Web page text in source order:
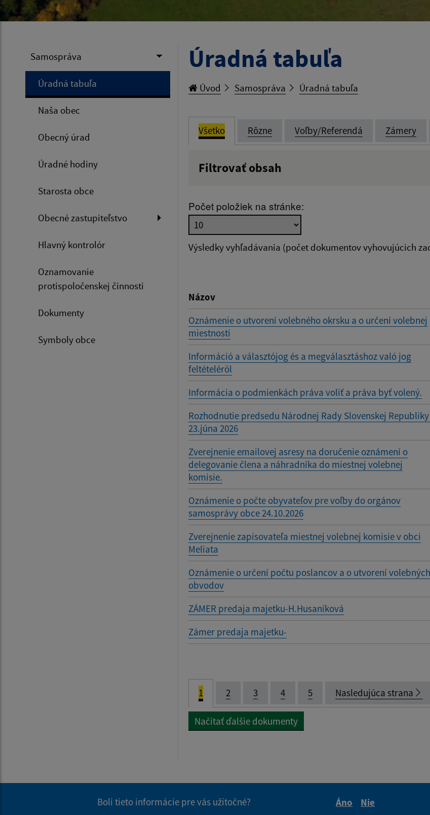
Samospráva
Úradná tabuľa
Naša obec
Obecný úrad
Úradné hodiny
Starosta obce
Obecné zastupiteľstvo
Hlavný kontrolór
Oznamovanie
protispoločenskej činnosti
Dokumenty
Symboly obce
Úradná tabuľa
Úvod Samospráva Úradná tabuľa
Všetko Rôzne Voľby/Referendá Zámery
Filtrovať obsah
Dátum zverejnenia do:
Počet položiek na stránke:
Výsledky vyhľadávania (počet dokumentov vyhovujúcich
Názov
Oznámenie o utvorení volebného okrsku a o určení volebnej
miestnosti
Információ a választójog és a megválasztáshoz való jog
feltételéröl
Informácia o podmienkách práva voliť a práva byť volený.
Rozhodnutie predsedu Národnej Rady Slovenskej
23.júna 2026
Zverejnenie emailovej asresy na doručenie oznámení o
delegovanie člena a náhradníka do miestnej volebnej
komisie.
Oznámenie o počte obyvateľov pre voľby do orgánov
samosprávy obce 24.10.2026
Zverejnenie zapisovateľa miestnej volebnej komisie v obci
Meliata
Oznámenie o určení počtu poslancov a o utvorení volebných
obvodov
ZÁMER predaja majetku-H.Husaníková
Zámer predaja majetku-
1 2 3 4 5 Nasledujúca strana
Načítať ďalšie dokumenty
Boli tieto informácie pre vás užitočné?
Áno
Nie